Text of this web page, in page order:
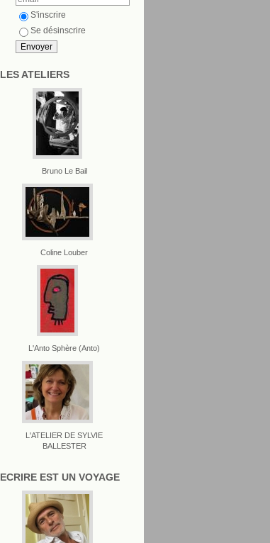
S'inscrire
Se désinscrire
LES ATELIERS
Bruno Le Bail
Coline Louber
L'Anto Sphère (Anto)
L'ATELIER DE SYLVIE
BALLESTER
ECRIRE EST UN VOYAGE